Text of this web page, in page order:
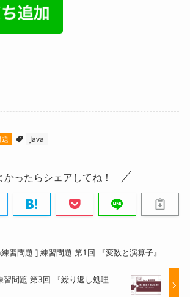
Java
かったらシェアしてね！
習問題 ] 練習問題 第1回 『変数と演算子』
習問題 第3回 『繰り返し処理